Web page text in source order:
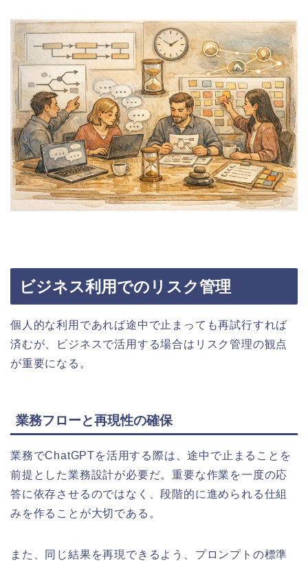
ビジネス利用でのリスク管理
個人的な利用であれば途中で止まっても再試行すれば
済むが、ビジネスで活用する場合はリスク管理の観点
が重要になる。
業務フローと再現性の確保
業務でChatGPTを活用する際は、途中で止まることを
前提とした業務設計が必要だ。重要な作業を一度の応
答に依存させるのではなく、段階的に進められる仕組
みを作ることが大切である。
また、同じ結果を再現できるよう、プロンプトの標準